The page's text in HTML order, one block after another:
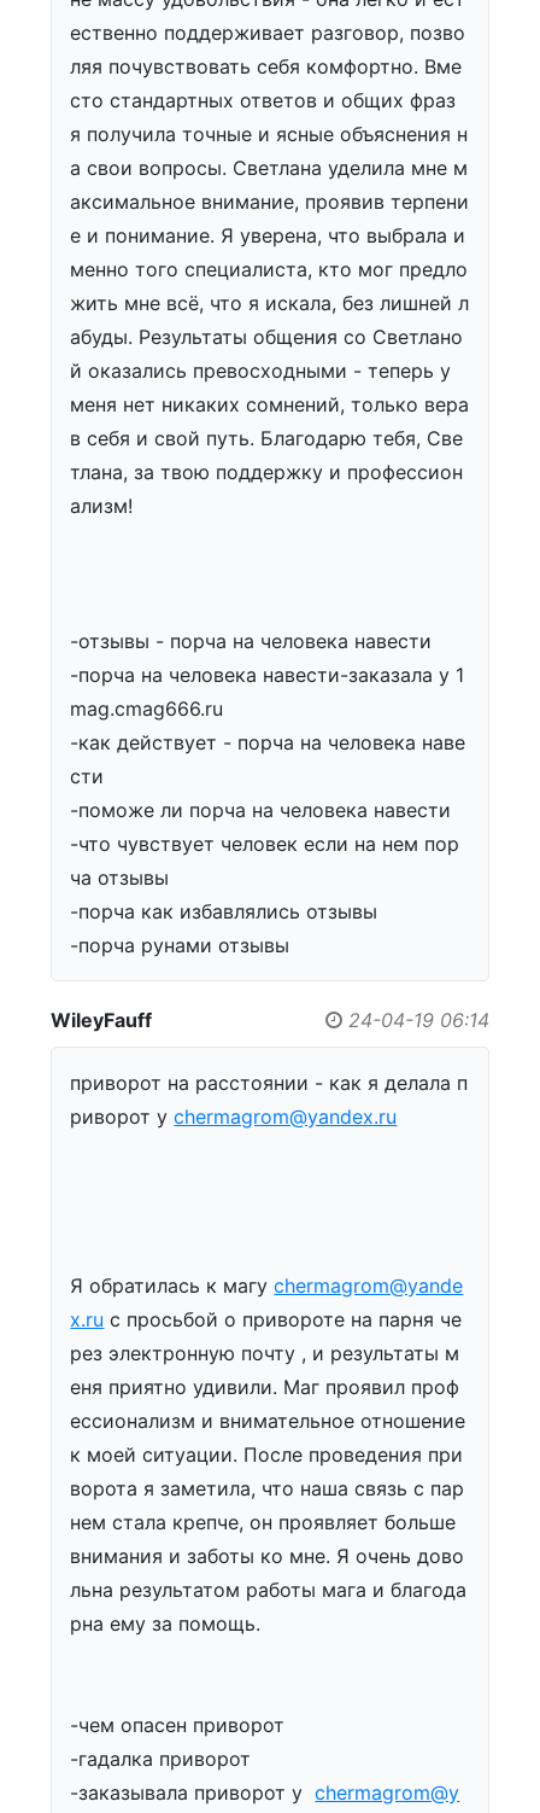
ественно поддерживает разговор, позво
ляя почувствовать себя комфортно. Вме
сто стандартных ответов и общих фраз
я получила точные и ясные объяснения н
а свои вопросы. Светлана уделила мне м
аксимальное внимание, проявив терпени
е и понимание. Я уверена, что выбрала и
менно того специалиста, кто мог предло
жить мне всё, что я искала, без лишней л
абуды. Результаты общения со Светлано
й оказались превосходными - теперь у
меня нет никаких сомнений, только вера
в себя и свой путь. Благодарю тебя, Све
тлана, за твою поддержку и профессион
ализм!
-отзывы - порча на человека навести
-порча на человека навести-заказала у 1
mag.cmag666.ru
-как действует - порча на человека наве
сти
-поможе ли порча на человека навести
-что чувствует человек если на нем пор
ча отзывы
-порча как избавлялись отзывы
-порча рунами отзывы
WileyFauff 24-04-19 06:14
приворот на расстоянии - как я делала п
риворот уchermagrom@yandex.ru
Я обратилась к магуchermagrom@yande
x.ru с просьбой о привороте на парня че
рез электронную почту , и результаты м
еня приятно удивили. Маг проявил проф
ессионализм и внимательное отношение
к моей ситуации. После проведения при
ворота я заметила, что наша связь с пар
нем стала крепче, он проявляет больше
внимания и заботы ко мне. Я очень дово
льна результатом работы мага и благода
рна ему за помощь.
-чем опасен приворот
-гадалка приворот
-заказывала приворот уchermagrom@y